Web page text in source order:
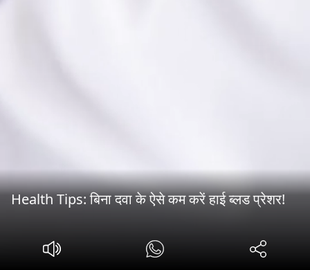
Health Tips: बिना दवा के ऐसे कम करें हाई ब्लड प्रेशर!